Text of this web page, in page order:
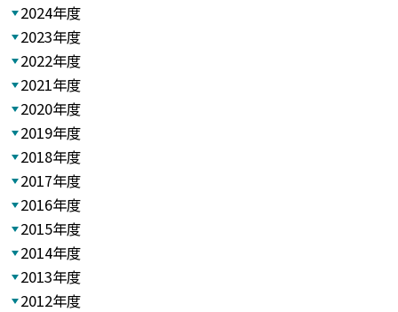
2024年度
2023年度
2022年度
2021年度
2020年度
2019年度
2018年度
2017年度
2016年度
2015年度
2014年度
2013年度
2012年度